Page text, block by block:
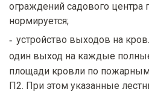
ограждений садового центра
нормируется;
устройство выходов на
один выход на каждые
площади кровли по
П2. При этом указанные